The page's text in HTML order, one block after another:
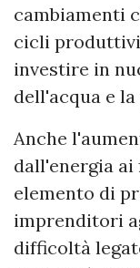
cambiamenti
cicli produttivi
investire in
dell'acqua e
Anche
dall'energia
elemento di
imprenditori
difficoltà